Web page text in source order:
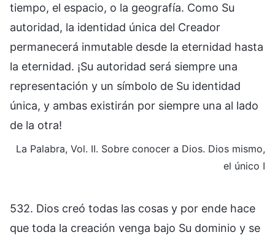
tiempo, el espacio, o la geografía. Como Su
autoridad, la identidad única del Creador
permanecerá inmutable desde la eternidad hasta
la eternidad. ¡Su autoridad será siempre una
representación y un símbolo de Su identidad
única, y ambas existirán por siempre una al lado
de la otra!
La Palabra, Vol. II. Sobre conocer a Dios. Dios mismo,
el único I
532. Dios creó todas las cosas y por ende hace
que toda la creación venga bajo Su dominio y se